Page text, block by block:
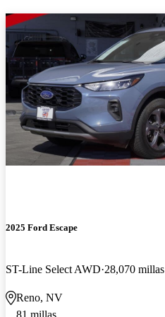
2025 Ford Escape
ST-Line Select AWD 28,070 millas
Reno, NV